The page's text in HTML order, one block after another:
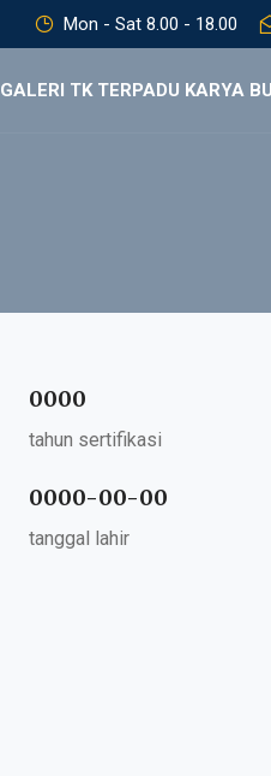
Mon - Sat 8.00 - 18.00
GALERI TK TERPADU KARYA
0000
tahun sertifikasi
0000-00-00
tanggal lahir